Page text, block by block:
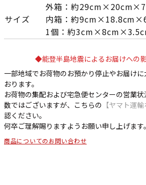
サイズ
外箱：約
内箱：約
1個：約
◆能登半島地震によるお届けへの
一部地域でお荷物のお預かり停止やお届け
おります。
お荷物の集配および宅急便センターの営業
数ではございますが、こちらの 【ヤマト運
認ください。
何卒ご理解賜りますようお願い申し上げます。
商品についてのお問い合わせ